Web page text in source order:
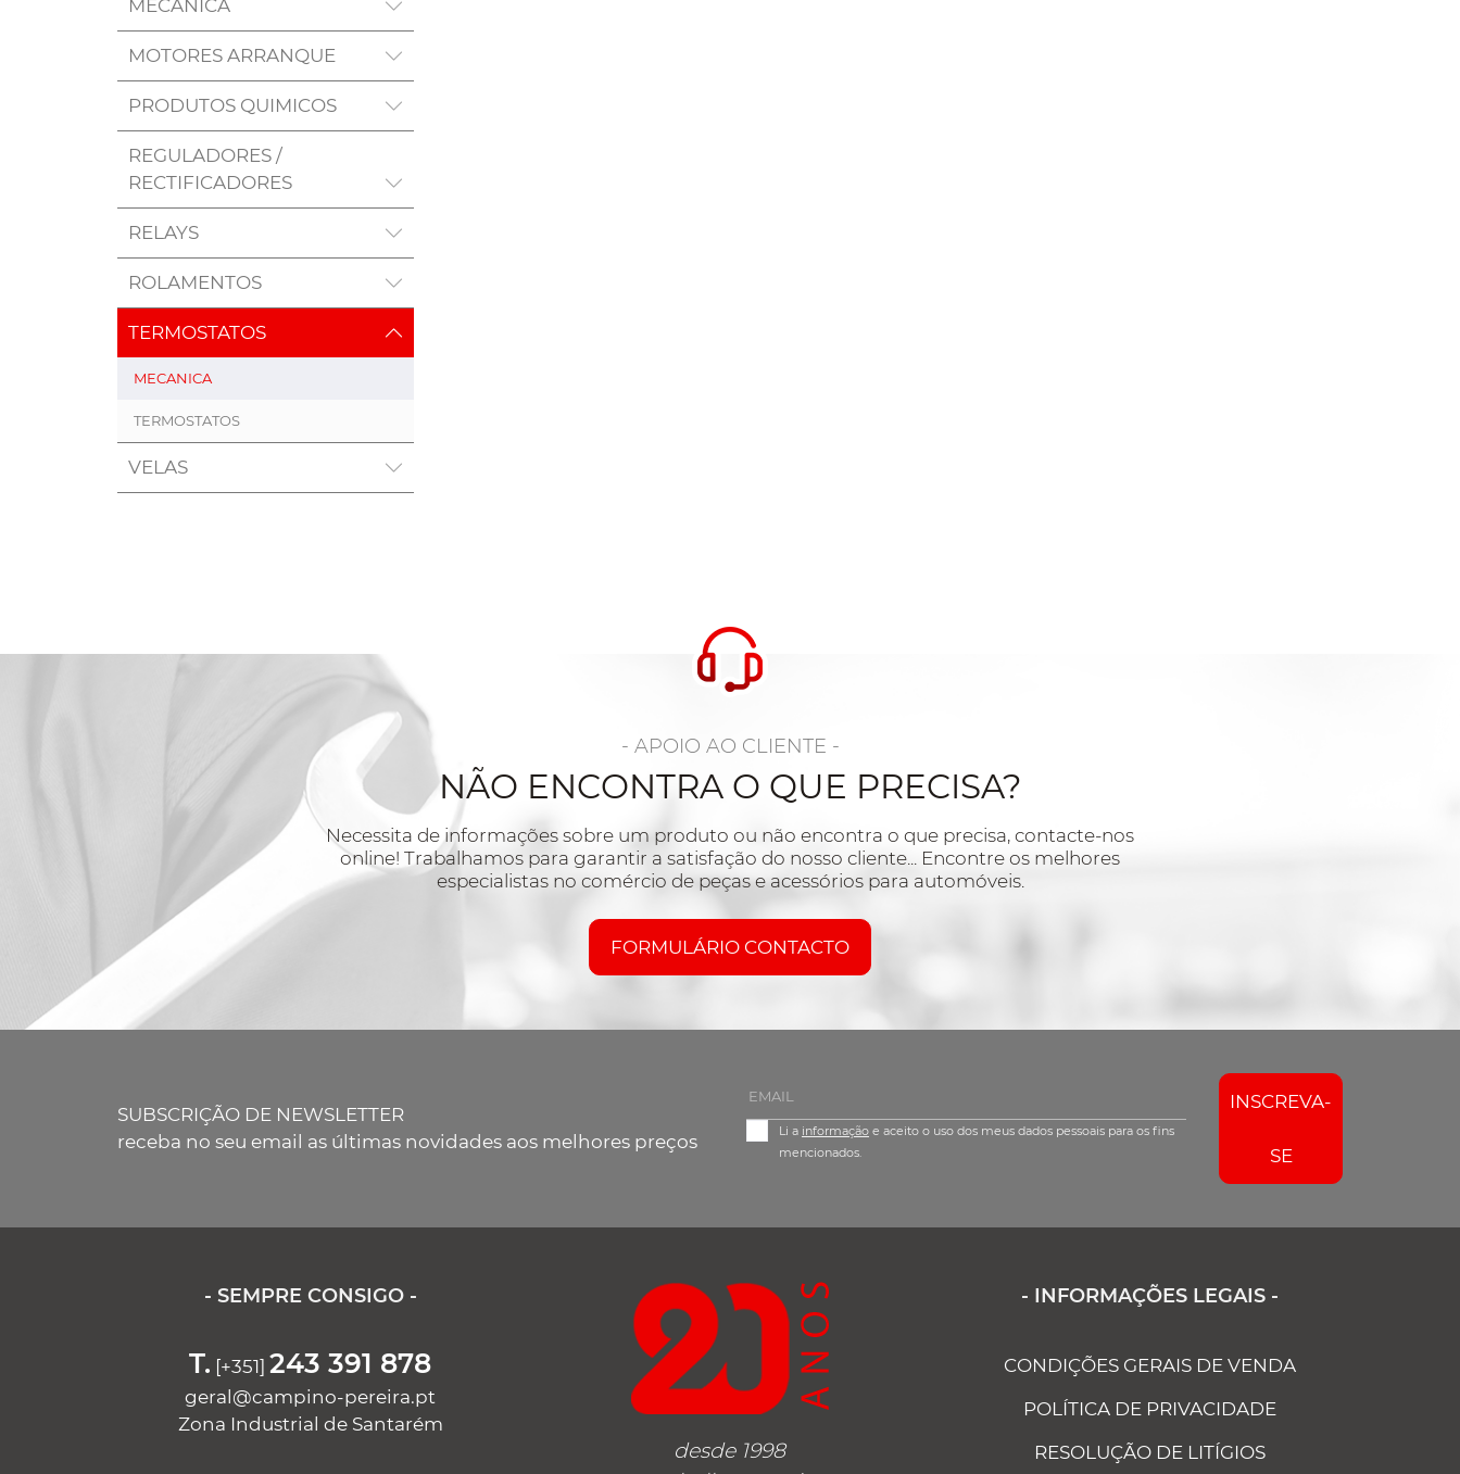
MECANICA
MOTORES ARRANQUE
PRODUTOS QUIMICOS
REGULADORES /
RECTIFICADORES
RELAYS
ROLAMENTOS
TERMOSTATOS
MECANICA
TERMOSTATOS
VELAS
- APOIO AO CLIENTE -
NÃO ENCONTRA O QUE PRECISA?
Necessita de informações sobre um produto ou não encontra o que precisa, contacte-nos
online! Trabalhamos para garantir a satisfação do nosso cliente... Encontre os melhores
especialistas no comércio de peças e acessórios para automóveis.
FORMULÁRIO CONTACTO
SUBSCRIÇÃO DE NEWSLETTER
receba no seu email as últimas novidades aos melhores preços
Li a informação e aceito o uso dos meus dados pessoais para os fins
mencionados.
INSCREVA-
SE
- SEMPRE CONSIGO -
T. [+351]243 391 878
geral@campino-pereira.pt
Zona Industrial de Santarém
desde 1998
- INFORMAÇÕES LEGAIS -
CONDIÇÕES GERAIS DE VENDA
POLÍTICA DE PRIVACIDADE
RESOLUÇÃO DE LITÍGIOS